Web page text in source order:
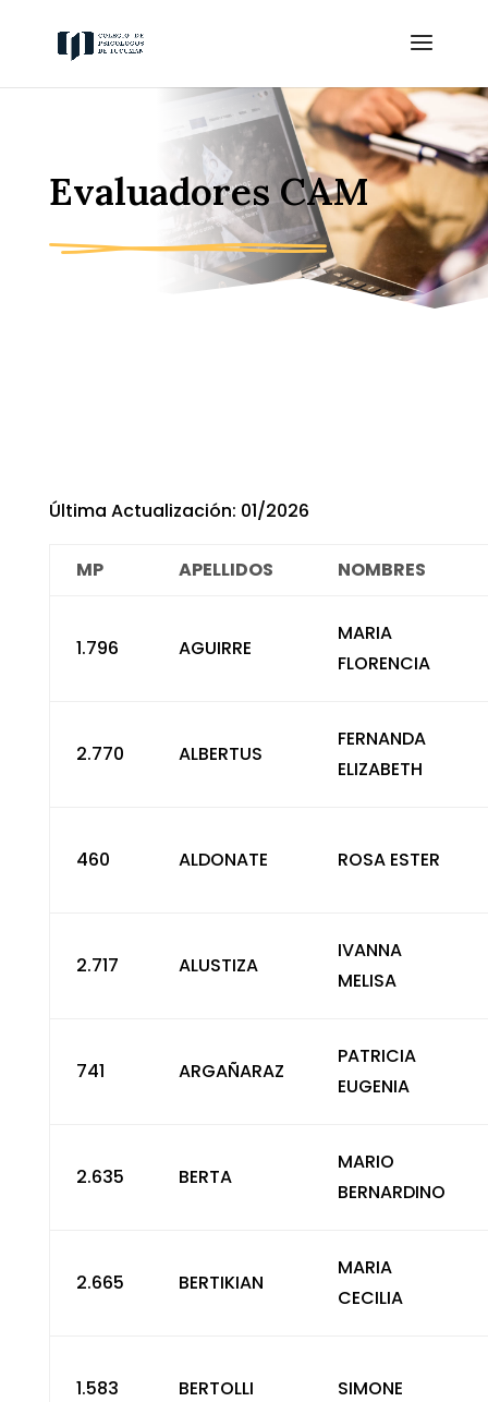
Evaluadores CAM
Última Actualización: 01/2026
MP APELLIDOS NOMBRES
1.796 AGUIRRE
MARIA
FLORENCIA
2.770 ALBERTUS
FERNANDA
ELIZABETH
460 ALDONATE ROSA ESTER
2.717 ALUSTIZA
IVANNA
MELISA
741 ARGAÑARAZ
PATRICIA
EUGENIA
2.635 BERTA
MARIO
BERNARDINO
2.665 BERTIKIAN
MARIA
CECILIA
1.583 BERTOLLI SIMONE